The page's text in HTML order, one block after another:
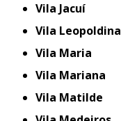
Vila Jacuí
Vila Leopoldina
Vila Maria
Vila Mariana
Vila Matilde